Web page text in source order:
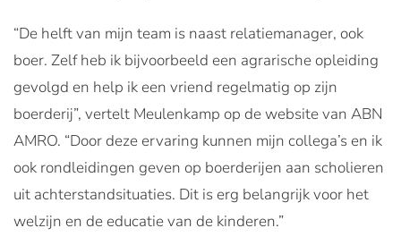
“De helft van mijn team is naast relatiemanager, ook
boer. Zelf heb ik bijvoorbeeld een agrarische opleiding
gevolgd en help ik een vriend regelmatig op zijn
boerderij”, vertelt Meulenkamp op de website van ABN
AMRO. “Door deze ervaring kunnen mijn collega’s en ik
ook rondleidingen geven op boerderijen aan scholieren
uit achterstandsituaties. Dit is erg belangrijk voor het
welzijn en de educatie van de kinderen.”